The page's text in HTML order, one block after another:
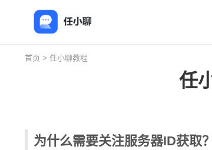
首页 > 任小聊教程
任
为什么需要关注服务器ID获取？